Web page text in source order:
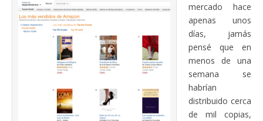
mercado hace
apenas unos
días, jamás
pensé que en
menos de una
semana se
habrían
distribuido cerca
de mil copias,